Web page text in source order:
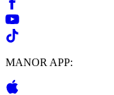
MANOR APP: